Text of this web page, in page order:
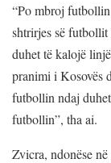
“Po mbroj
shtrirjes së
duhet të kalojë
pranimi i Kosovës
futbollin ndaj
futbollin”, tha ai.
Zvicra, ndonëse